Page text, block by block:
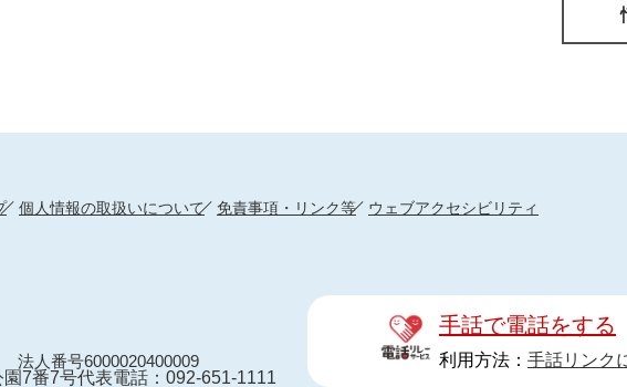
個人情報の取扱いについて 免責事項・リンク等 ウェブアクセシビリティ
法人番号6000020400009
園7番7号代表電話：092-651-1111
手話で電話をする
利用方法： 手話リンク